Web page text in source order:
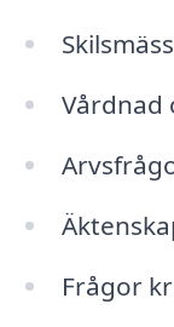
Vårdnad
Frågor